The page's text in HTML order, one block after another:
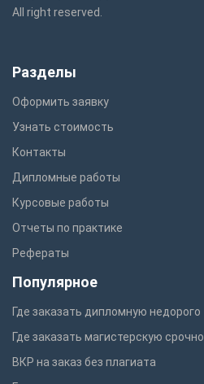
All right reserved.
Разделы
Оформить заявку
Узнать стоимость
Контакты
Дипломные работы
Курсовые работы
Отчеты по практике
Рефераты
Популярное
Где заказать дипломную недорого
Где заказать магистерскую срочно
ВКР на заказ без плагиата